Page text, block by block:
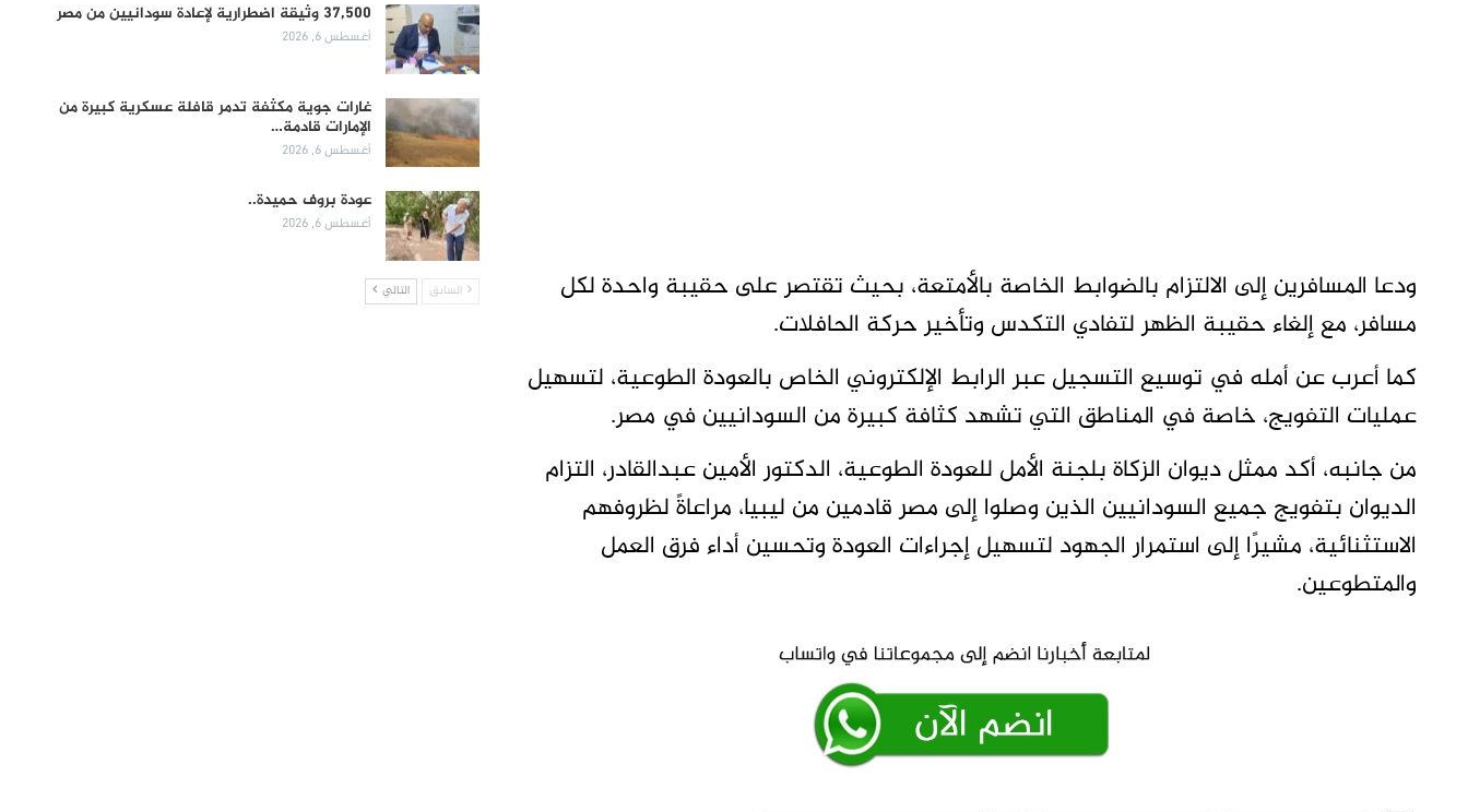
ودعا المسافرين إلى الالتزام بالضوابط الخاصة بالأمتعة، بحيث تقتصر على حقيبة واحدة لكل
مسافر، مع إلغاء حقيبة الظهر لتفادي التكدس وتأخير حركة الحافلات.
كما أعرب عن أمله في توسيع التسجيل عبر الرابط الإلكتروني الخاص بالعودة الطوعية، لتسهيل
عمليات التفويج، خاصة في المناطق التي تشهد كثافة كبيرة من السودانيين في مصر.
من جانبه، أكد ممثل ديوان الزكاة بلجنة الأمل للعودة الطوعية، الدكتور الأمين عبدالقادر، التزام
الديوان بتفويج جميع السودانيين الذين وصلوا إلى مصر قادمين من ليبيا، مراعاةً لظروفهم
الاستثنائية، مشيرًا إلى استمرار الجهود لتسهيل إجراءات العودة وتحسين أداء فرق العمل
والمتطوعين.
37,500 وثيقة اضطرارية لإعادة سودانيين من مصر
أغسطس 6, 2026
غارات جوية مكثفة تدمر قافلة عسكرية كبيرة من
الإمارات قادمة…
أغسطس 6, 2026
عودة بروف حميدة..
أغسطس 6, 2026
السابق التالي